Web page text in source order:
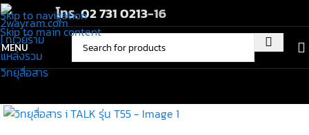
Skip to navigation
Skip to main content
โทร.02 731 0213-16
MENU